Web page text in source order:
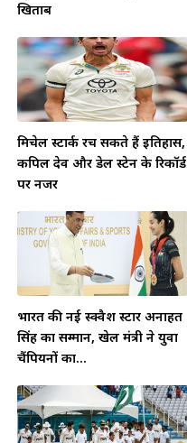
खिताब
मिचेल स्टार्क रच सकते हैं इतिहास,
कपिल देव और डेल स्टेन के रिकॉर्ड
पर नजर
भारत की नई स्क्वैश स्टार अनाहत
सिंह का सम्मान, खेल मंत्री ने युवा
चैंपियनों का...